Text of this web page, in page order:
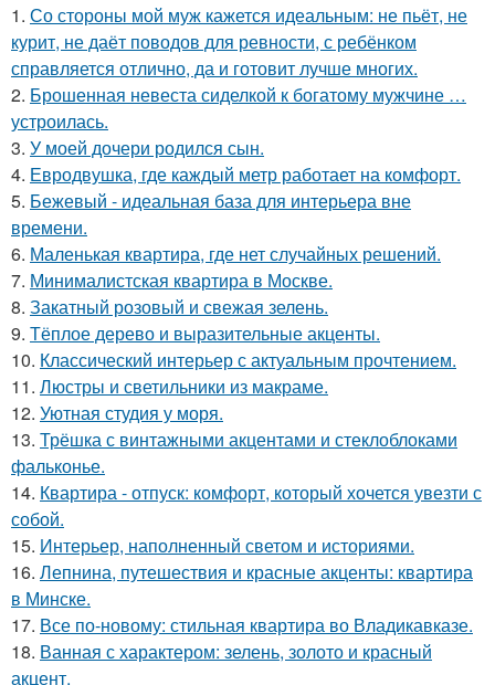
1. Со стороны мой муж кажется идеальным: не пьёт, не
курит, не даёт поводов для ревности, с ребёнком
справляется отлично, да и готовит лучше многих.
2. Брошенная невеста сиделкой к богатому мужчине …
устроилась.
3. У моей дочери родился сын.
4. Евродвушка, где каждый метр работает на комфорт.
5. Бежевый - идеальная база для интерьера вне
времени.
6. Маленькая квартира, где нет случайных решений.
7. Минималистская квартира в Москве.
8. Закатный розовый и свежая зелень.
9. Тёплое дерево и выразительные акценты.
10. Классический интерьер с актуальным прочтением.
11. Люстры и светильники из макраме.
12. Уютная студия у моря.
13. Трёшка с винтажными акцентами и стеклоблоками
фальконье.
14. Квартира - отпуск: комфорт, который хочется увезти с
собой.
15. Интерьер, наполненный светом и историями.
16. Лепнина, путешествия и красные акценты: квартира
в Минске.
17. Все по-новому: стильная квартира во Владикавказе.
18. Ванная с характером: зелень, золото и красный
акцент.